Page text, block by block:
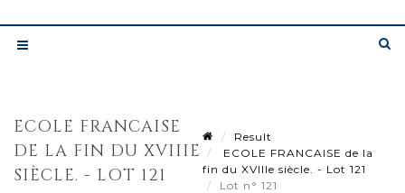
ECOLE FRANCAISE
DE LA FIN DU XVIIIE
SIÈCLE. - LOT 121
Result
ECOLE FRANCAISE de la
fin du XVIIIe siècle. - Lot 121
Lot n° 121